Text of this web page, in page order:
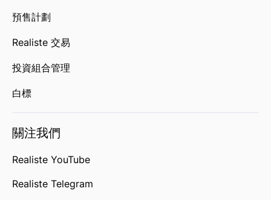
預售計劃
Realiste 交易
投資組合管理
白標
關注我們
Realiste YouTube
Realiste Telegram